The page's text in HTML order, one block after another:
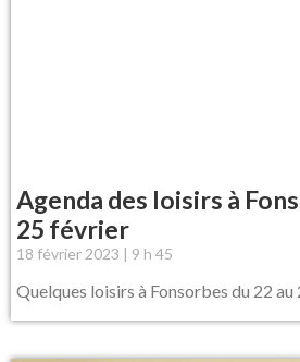
Agenda des loisirs à
25 février
18 février 2023 9 h 45
Quelques loisirs à Fonsorbes du 22